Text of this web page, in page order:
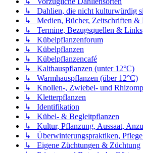
↳ Dahlien, die nicht kulturwürdig
↳ Medien, Bücher, Zeitschriften &
↳ Termine, Bezugsquellen & Links
↳ Kübelpflanzenforum
↳ Kübelpflanzen
↳ Kübelpflanzencafé
↳ Kalthauspflanzen (unter 12°C)
↳ Warmhauspflanzen (über 12°C)
↳ Knollen-, Zwiebel- und
↳ Kletterpflanzen
↳ Identifikation
↳ Kübel- & Begleitpflanzen
↳ Kultur, Pflanzung, Aussaat,
↳ Überwinterungspraktiken,
↳ Eigene Züchtungen & Züchtung